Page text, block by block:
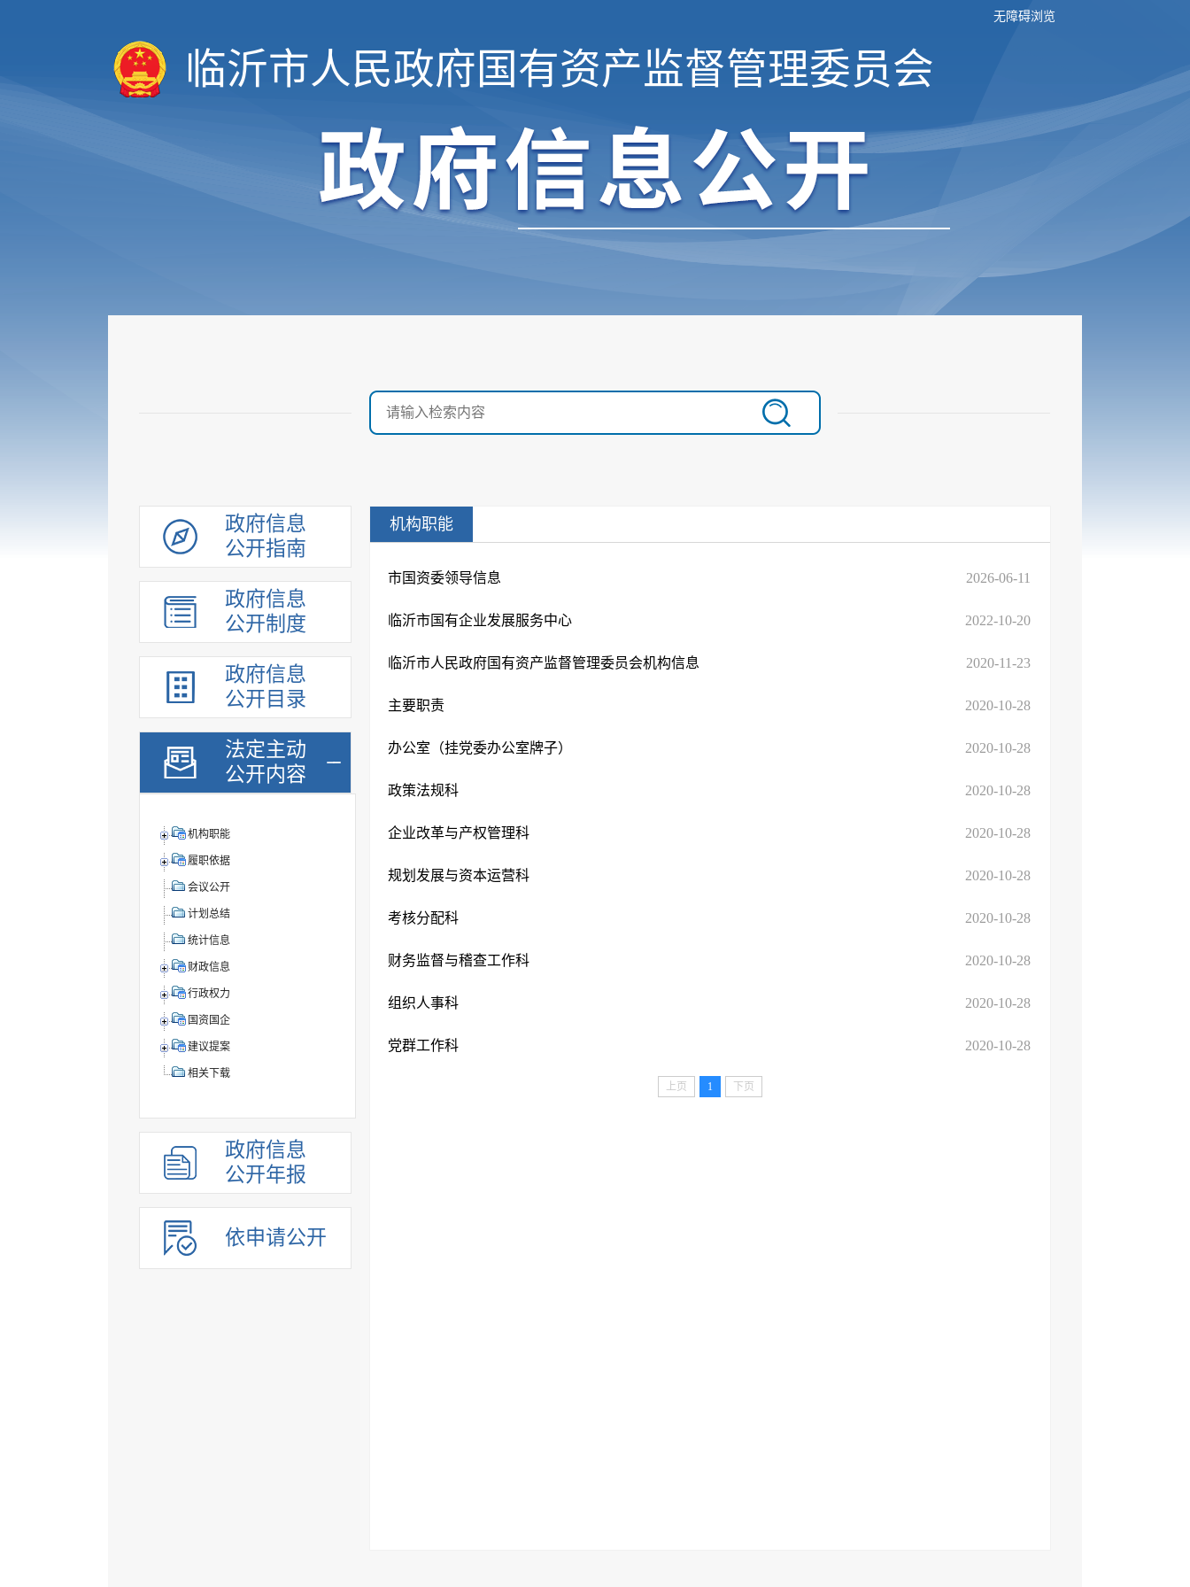
无障碍浏览
临沂市人民政府国有资产监督管理委员会
政府信息
公开指南
政府信息
公开制度
政府信息
公开目录
法定主动
公开内容
机构职能
履职依据
会议公开
计划总结
统计信息
财政信息
行政权力
国资国企
建议提案
相关下载
政府信息
公开年报
依申请公开
机构职能
市国资委领导信息 2026-06-11
临沂市国有企业发展服务中心 2022-10-20
临沂市人民政府国有资产监督管理委员会机构信息 2020-11-23
主要职责 2020-10-28
办公室（挂党委办公室牌子） 2020-10-28
政策法规科 2020-10-28
企业改革与产权管理科 2020-10-28
规划发展与资本运营科 2020-10-28
考核分配科 2020-10-28
财务监督与稽查工作科 2020-10-28
组织人事科 2020-10-28
党群工作科 2020-10-28
上页 1 下页